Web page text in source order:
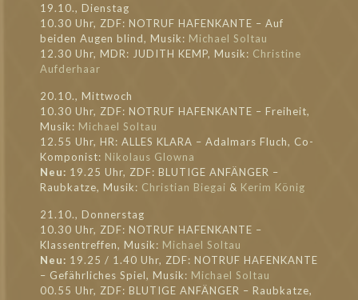
19.10., Dienstag
10.30 Uhr, ZDF: NOTRUF HAFENKANTE – Auf
beiden Augen blind, Musik: Michael Soltau
12.30 Uhr, MDR: JUDITH KEMP, Musik: Christine
Aufderhaar
20.10., Mittwoch
10.30 Uhr, ZDF: NOTRUF HAFENKANTE – Freiheit,
Musik: Michael Soltau
12.55 Uhr, HR: ALLES KLARA – Adalmars Fluch, Co-
Komponist: Nikolaus Glowna
Neu: 19.25 Uhr, ZDF: BLUTIGE ANFÄNGER –
Raubkatze, Musik: Christian Biegai & Kerim König
21.10., Donnerstag
10.30 Uhr, ZDF: NOTRUF HAFENKANTE –
Klassentreffen, Musik: Michael Soltau
Neu: 19.25 / 1.40 Uhr, ZDF: NOTRUF HAFENKANTE
– Gefährliches Spiel, Musik: Michael Soltau
00.55 Uhr, ZDF: BLUTIGE ANFÄNGER – Raubkatze,